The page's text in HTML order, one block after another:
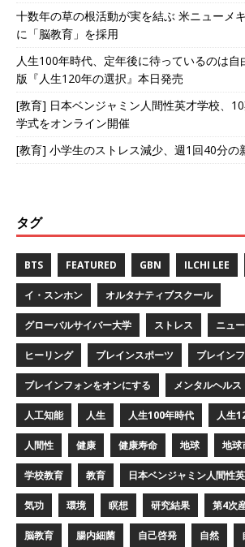
十数年の草の根活動が実を結ぶ 米ニューメ
に「脳教育」を採用
人生100年時代、定年後に待っているのは自
版『人生120年の選択』本日発売
[教育] 日本ベンジャミン人間性英才学校、
学式をオンライン開催
[教育] 小学生のストレス減少、週1回40分の
タグ
BTS FEATURED GBN ILCHI LEE
イ・スンホン オルタナティブスクール
グローバルサイバー大学 ストレス ニュ
ヒーリング ブレインスポーツ ブレイン
ブレインフォンをオンにする メンタルヘルス
人工知能 人生 人生100年時代 人生
人間性 健康 健康寿命 地球 地球
学校教育 教育 日本ベンジャミン人間性
気功 環境 瞑想 研究結果 第4次
脳教育 腸内細菌 自己啓発 自然